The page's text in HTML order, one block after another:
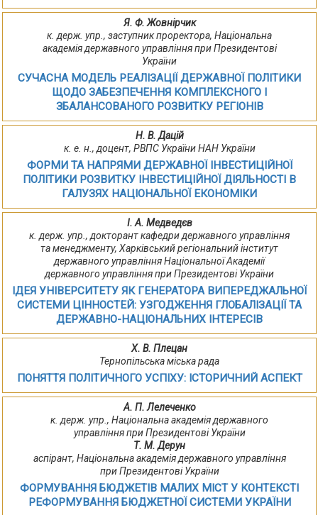
Я. Ф. Жовнірчик
к. держ. упр., заступник проректора, Національна
академія державного управління при Президентові
України
СУЧАСНА МОДЕЛЬ РЕАЛІЗАЦІЇ ДЕРЖАВНОЇ ПОЛІТИКИ
ЩОДО ЗАБЕЗПЕЧЕННЯ КОМПЛЕКСНОГО І
ЗБАЛАНСОВАНОГО РОЗВИТКУ РЕГІОНІВ
Н. В. Дацій
к. е. н., доцент, РВПС України НАН України
ФОРМИ ТА НАПРЯМИ ДЕРЖАВНОЇ ІНВЕСТИЦІЙНОЇ
ПОЛІТИКИ РОЗВИТКУ ІНВЕСТИЦІЙНОЇ ДІЯЛЬНОСТІ В
ГАЛУЗЯХ НАЦІОНАЛЬНОЇ ЕКОНОМІКИ
І. А. Медведєв
к. держ. упр., докторант кафедри державного управління
та менеджменту, Харківський регіональний інститут
державного управління Національної Академії
державного управління при Президентові України
ІДЕЯ УНІВЕРСИТЕТУ ЯК ГЕНЕРАТОРА ВИПЕРЕДЖАЛЬНОЇ
СИСТЕМИ ЦІННОСТЕЙ: УЗГОДЖЕННЯ ГЛОБАЛІЗАЦІЇ ТА
ДЕРЖАВНО-НАЦІОНАЛЬНИХ ІНТЕРЕСІВ
Х. В. Плецан
Тернопільська міська рада
ПОНЯТТЯ ПОЛІТИЧНОГО УСПІХУ: ІСТОРИЧНИЙ АСПЕКТ
А. П. Лелеченко
к. держ. упр., Національна академія державного
управління при Президентові України
Т. М. Дерун
аспірант, Національна академія державного управління
при Президентові України
ФОРМУВАННЯ БЮДЖЕТІВ МАЛИХ МІСТ У КОНТЕКСТІ
РЕФОРМУВАННЯ БЮДЖЕТНОЇ СИСТЕМИ УКРАЇНИ